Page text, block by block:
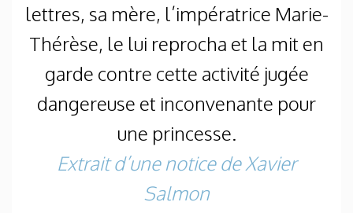
lettres, sa mère, l’impératrice Marie-
Thérèse, le lui reprocha et la mit en
garde contre cette activité jugée
dangereuse et inconvenante pour
une princesse.
Extrait d’une notice de Xavier
Salmon